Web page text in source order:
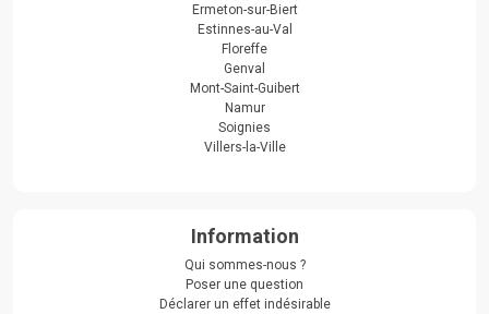
Ermeton-sur-Biert
Estinnes-au-Val
Floreffe
Genval
Mont-Saint-Guibert
Namur
Soignies
Villers-la-Ville
Information
Qui sommes-nous ?
Poser une question
Déclarer un effet indésirable